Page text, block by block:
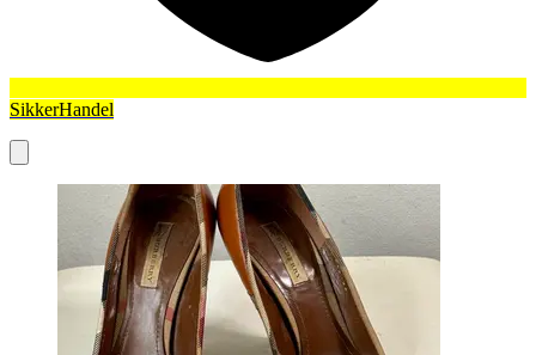
SikkerHandel